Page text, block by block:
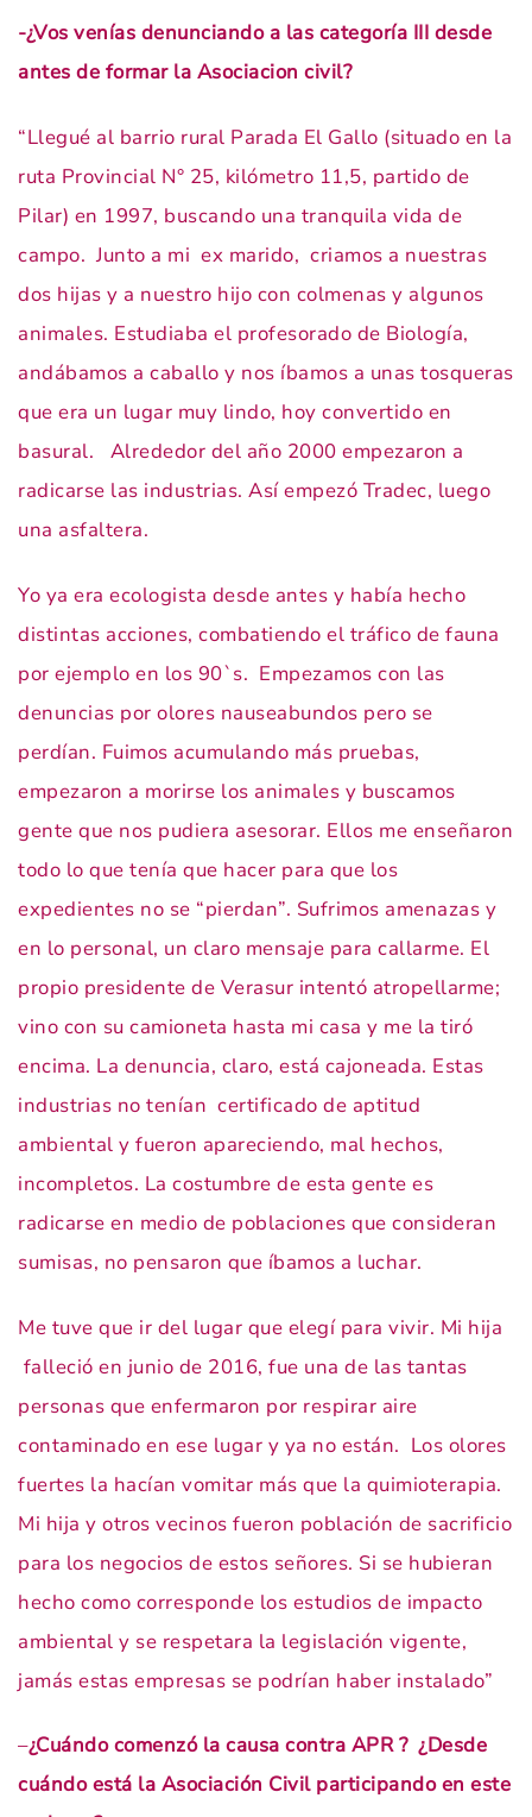
-¿Vos venías denunciando a las categoría III desde
antes de formar la Asociacion civil?
“Llegué al barrio rural Parada El Gallo (situado en la
ruta Provincial N° 25, kilómetro 11,5, partido de
Pilar) en 1997, buscando una tranquila vida de
campo. Junto a mi ex marido, criamos a nuestras
dos hijas y a nuestro hijo con colmenas y algunos
animales. Estudiaba el profesorado de Biología,
andábamos a caballo y nos íbamos a unas tosqueras
que era un lugar muy lindo, hoy convertido en
basural. Alrededor del año 2000 empezaron a
radicarse las industrias. Así empezó Tradec, luego
una asfaltera.
Yo ya era ecologista desde antes y había hecho
distintas acciones, combatiendo el tráfico de fauna
por ejemplo en los 90`s. Empezamos con las
denuncias por olores nauseabundos pero se
perdían. Fuimos acumulando más pruebas,
empezaron a morirse los animales y buscamos
gente que nos pudiera asesorar. Ellos me enseñaron
todo lo que tenía que hacer para que los
expedientes no se “pierdan”. Sufrimos amenazas y
en lo personal, un claro mensaje para callarme. El
propio presidente de Verasur intentó atropellarme;
vino con su camioneta hasta mi casa y me la tiró
encima. La denuncia, claro, está cajoneada. Estas
industrias no tenían certificado de aptitud
ambiental y fueron apareciendo, mal hechos,
incompletos. La costumbre de esta gente es
radicarse en medio de poblaciones que consideran
sumisas, no pensaron que íbamos a luchar.
Me tuve que ir del lugar que elegí para vivir. Mi hija
falleció en junio de 2016, fue una de las tantas
personas que enfermaron por respirar aire
contaminado en ese lugar y ya no están. Los olores
fuertes la hacían vomitar más que la quimioterapia.
Mi hija y otros vecinos fueron población de sacrificio
para los negocios de estos señores. Si se hubieran
hecho como corresponde los estudios de impacto
ambiental y se respetara la legislación vigente,
jamás estas empresas se podrían haber instalado”
–¿Cuándo comenzó la causa contra APR ? ¿Desde
cuándo está la Asociación Civil participando en este